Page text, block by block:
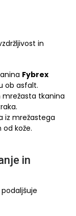
in
Fybrex
ob asfalt.
mrežasta tkanina
iz mrežastega
kože.
in